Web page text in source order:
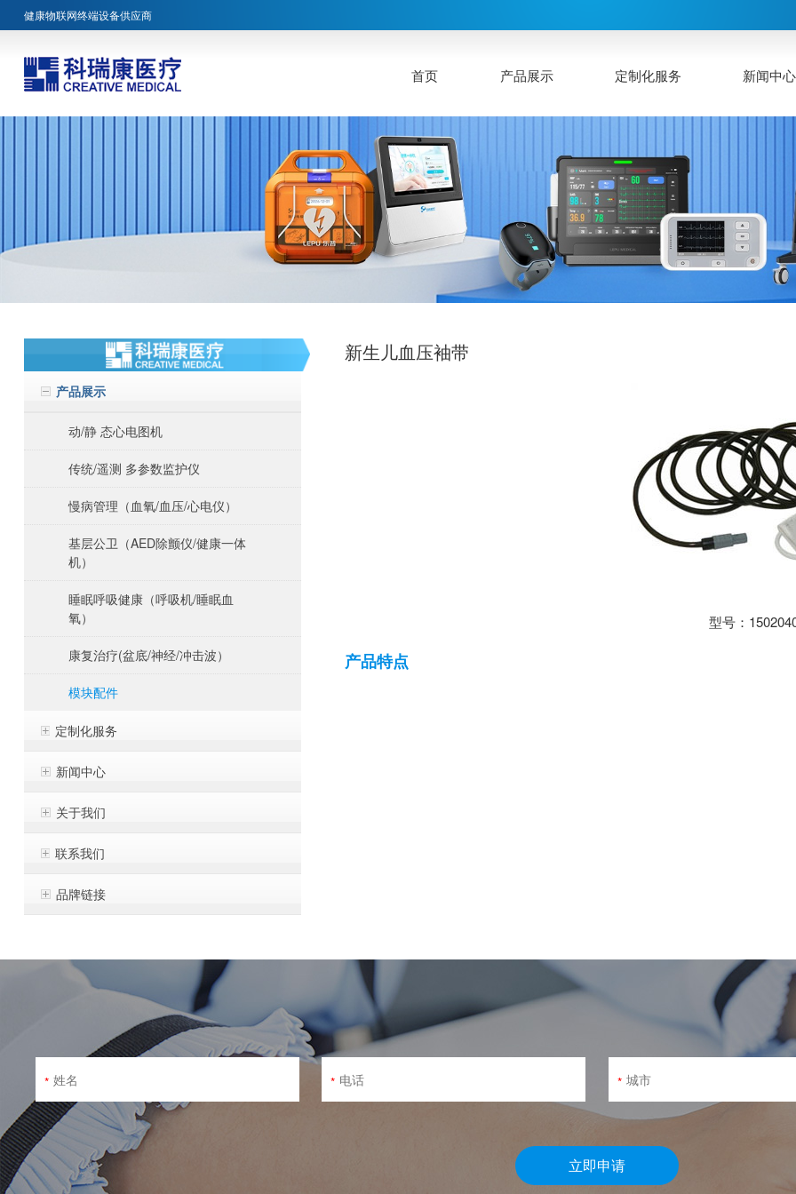
健康物联网终端设备供应商
首页 产品展示 定制化服务 新闻中心
产品展示
动/静 态心电图机
传统/遥测 多参数监护仪
慢病管理（血氧/血压/心电仪）
基层公卫（AED除颤仪/健康一体
机）
睡眠呼吸健康（呼吸机/睡眠血
氧）
康复治疗(盆底/神经/冲击波）
模块配件
定制化服务
新闻中心
关于我们
联系我们
品牌链接
新生儿血压袖带
型号：
产品特点
* * *
立即申请